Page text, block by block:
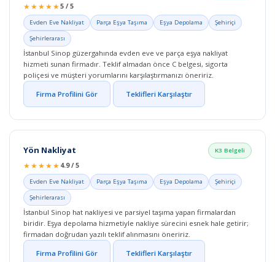
★★★★★5 / 5
Evden Eve Nakliyat Parça Eşya Taşıma Eşya Depolama
Şehiriçi
Şehirlerarası
İstanbul Sinop güzergahında evden eve ve parça eşya nakliyat
hizmeti sunan firmadır. Teklif almadan önce C belgesi, sigorta
poliçesi ve müşteri yorumlarını karşılaştırmanızı öneririz.
Firma Profilini Gör Teklifleri Karşılaştır
Yön Nakliyat K3 Belgeli
★★★★★ 4.9 / 5
Evden Eve Nakliyat Parça Eşya Taşıma Eşya Depolama
Şehiriçi
Şehirlerarası
İstanbul Sinop hat nakliyesi ve parsiyel taşıma yapan firmalardan
biridir. Eşya depolama hizmetiyle nakliye sürecini esnek hale getirir;
firmadan doğrudan yazılı teklif alınmasını öneririz.
Firma Profilini Gör Teklifleri Karşılaştır